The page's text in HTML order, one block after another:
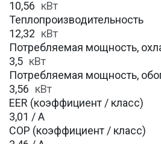
10,56 кВт
Теплопроизводительность
12,32 кВт
Потребляемая мощность,
3,5 кВт
Потребляемая мощность,
3,56 кВт
EER (коэффициент / класс)
3,01 / A
COP (коэффициент / класс)